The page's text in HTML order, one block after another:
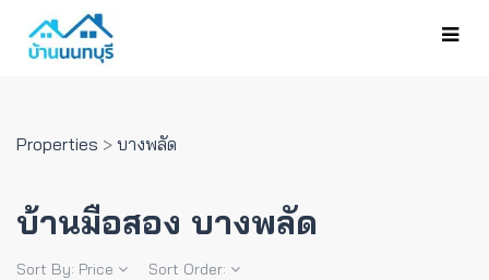
Properties > บางพลัด
บ้านมือสอง บางพลัด
Sort By: Price Sort Order: